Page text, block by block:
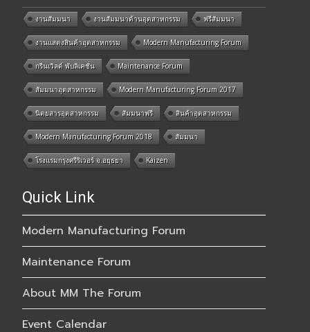
งานสัมมนา งานสัมมนาด้านอุตสาหกรรม ฟรีสัมมนา
งานแสดงสินค้าอุตสาหกรรม Modern Manufacturing Forum
กรีนเวิลด์ พับลิเคชั่น Maintenance Forum
สัมมนาอุตสาหกรรม Modern Manufacturing Forum 2017
นิตยสารอุตสาหกรรม สัมมนาฟรี สินค้าอุตสาหกรรม
Modern Manufacturing Forum 2018 สัมมนา
โรงแรมกรุงศรีริเวอร์ จ.อยุธยา Kaizen
Quick Link
Modern Manufacturing Forum
Maintenance Forum
About MM The Forum
Event Calendar